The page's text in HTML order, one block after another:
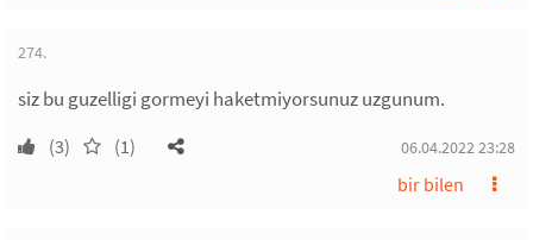
274.
siz bu guzelligi gormeyi haketmiyorsunuz uzgunum.
(3) (1) 06.04.2022 23:28
bir bilen